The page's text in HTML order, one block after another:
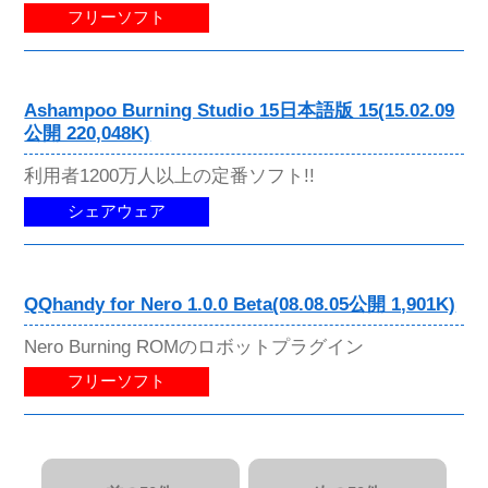
フリーソフト
Ashampoo Burning Studio 15日本語版 15(15.02.09
公開 220,048K)
利用者1200万人以上の定番ソフト!!
シェアウェア
QQhandy for Nero 1.0.0 Beta(08.08.05公開 1,901K)
Nero Burning ROMのロボットプラグイン
フリーソフト